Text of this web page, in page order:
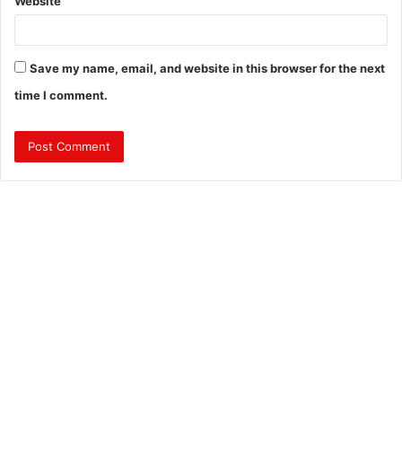
Save my name, email, and website in this browser for the next
time I comment.